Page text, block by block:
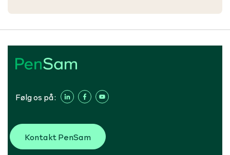
Følg os på:
Kontakt PenSam